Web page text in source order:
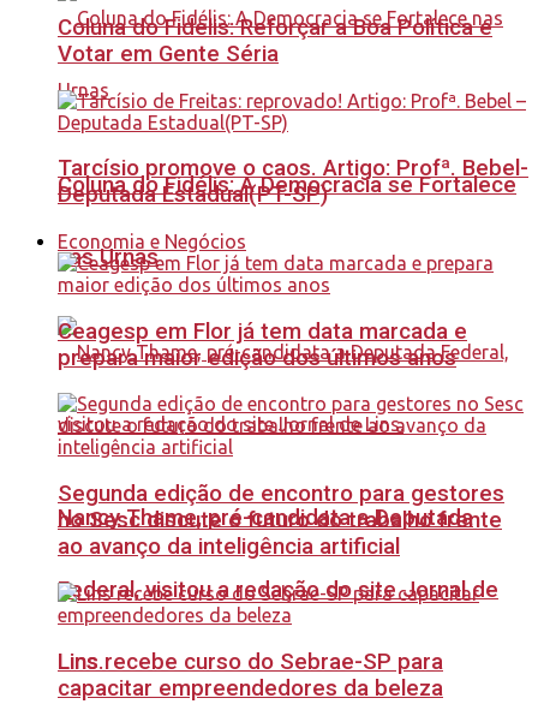
Coluna do Fidélis: A Democracia se Fortalece
nas Urnas
Nancy Thame, pré-candidata a Deputada
Federal, visitou a redação do site Jornal de
Lins.
Coluna do Fidelis: Reforçar a Boa Política e
Votar em Gente Séria
Tarcísio promove o caos. Artigo: Profª. Bebel-
Deputada Estadual(PT-SP)
Economia e Negócios
Ceagesp em Flor já tem data marcada e
prepara maior edição dos últimos anos
Segunda edição de encontro para gestores
no Sesc discute o futuro do trabalho frente
ao avanço da inteligência artificial
Lins recebe curso do Sebrae-SP para
capacitar empreendedores da beleza